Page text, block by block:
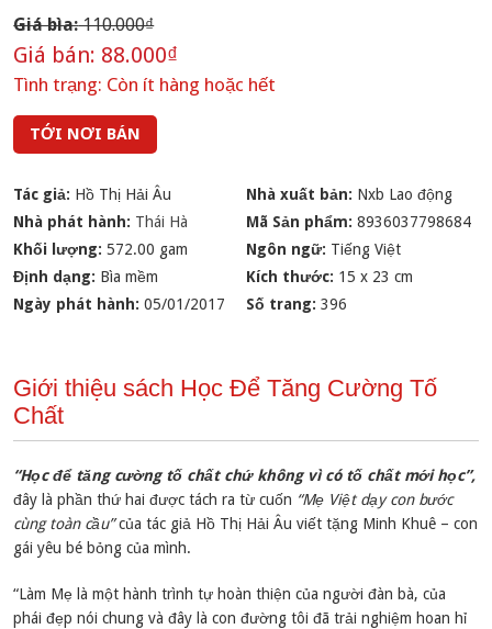
Giá bìa:110.000₫
Giá bán: 88.000₫
Tình trạng: Còn ít hàng hoặc hết
TỚI NƠI BÁN
Tác giả: Hồ Thị Hải Âu Nhà xuất bản: Nxb Lao động
Nhà phát hành: Thái Hà Mã Sản phẩm: 8936037798684
Khối lượng:572.00 gam Ngôn ngữ: Tiếng Việt
Định dạng: Bìa mềm Kích thước: 15 x 23 cm
Ngày phát hành:05/01/2017 Số trang: 396
Giới thiệu sách Học Để Tăng Cường Tố
Chất
“Học để tăng cường tố chất chứ không vì có tố chất mới học”,
đây là phần thứ hai được tách ra từ cuốn “Mẹ Việt dạy con bước
cùng toàn cầu”của tác giả Hồ Thị Hải Âu viết tặng Minh Khuê – con
gái yêu bé bỏng của mình.
“Làm Mẹ là một hành trình tự hoàn thiện của người đàn bà, của
phái đẹp nói chung và đây là con đường tôi đã trải nghiệm hoan hỉ